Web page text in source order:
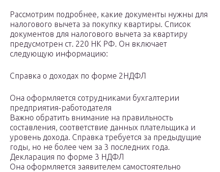
Рассмотрим подробнее, какие документы нужны для
налогового вычета за покупку квартиры. Список
документов для налогового вычета за квартиру
предусмотрен ст. 220 НК РФ. Он включает
следующую информацию:
Справка о доходах по форме 2НДФЛ
Она оформляется сотрудниками бухгалтерии
предприятия-работодателя
Важно обратить внимание на правильность
составления, соответствие данных плательщика и
уровень дохода. Справка требуется за предыдущие
годы, но не более чем за 3 последних года.
Декларация по форме 3 НДФЛ
Она оформляется заявителем самостоятельно